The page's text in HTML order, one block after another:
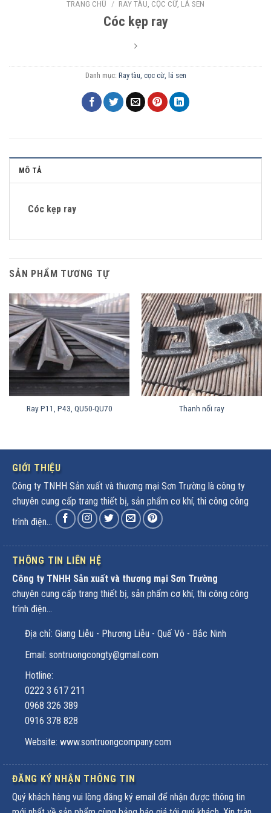
TRANG CHỦ / RAY TÀU, CỌC CỪ, LÁ SEN
Cóc kẹp ray
Danh mục: Ray tàu, cọc cừ, lá sen
MÔ TẢ
Cóc kẹp ray
SẢN PHẨM TƯƠNG TỰ
Ray P11, P43, QU50-QU70 Thanh nối ray
GIỚI THIỆU
Công ty TNHH Sản xuất và thương mại Sơn Trường là công ty
chuyên cung cấp trang thiết bị, sản phẩm cơ khí, thi công công
trình điện...
THÔNG TIN LIÊN HỆ
Công ty TNHH Sản xuất và thương mại Sơn Trường
chuyên cung cấp trang thiết bị, sản phẩm cơ khí, thi công công
trình điện...
Địa chỉ: Giang Liễu - Phương Liễu - Quế Võ - Bắc Ninh
Email: sontruongcongty@gmail.com
Hotline:
0222 3 617 211
0968 326 389
0916 378 828
Website: www.sontruongcompany.com
ĐĂNG KÝ NHẬN THÔNG TIN
Quý khách hàng vui lòng đăng ký email để nhận được thông tin